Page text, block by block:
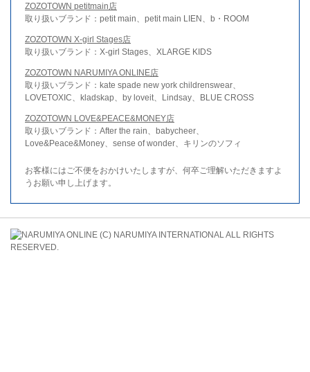
ZOZOTOWN petitmain店
取り扱いブランド：petit main、petit main LIEN、b・ROOM
ZOZOTOWN X-girl Stages店
取り扱いブランド：X-girl Stages、XLARGE KIDS
ZOZOTOWN NARUMIYA ONLINE店
取り扱いブランド：kate spade new york childrenswear、
LOVETOXIC、kladskap、by loveit、Lindsay、BLUE CROSS
ZOZOTOWN LOVE&PEACE&MONEY店
取り扱いブランド：After the rain、babycheer、
Love&Peace&Money、sense of wonder、キリンのソフィ
お客様にはご不便をおかけいたしますが、何卒ご理解いただきますよ
うお願い申し上げます。